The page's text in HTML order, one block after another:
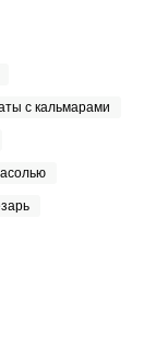
с кальмарами